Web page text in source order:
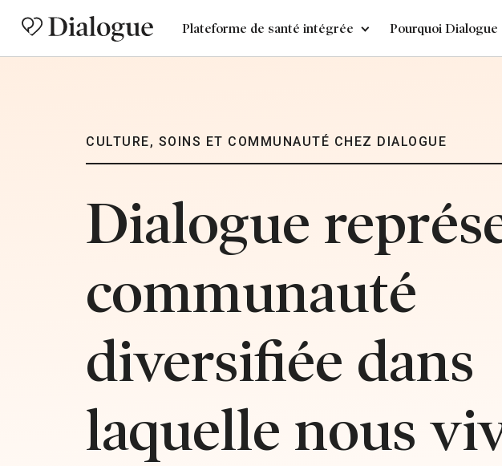
Plateforme de santé intégrée Pourquoi Dialogue
CULTURE, SOINS ET COMMUNAUTÉ CHEZ DIALOGUE
Dialogue
communauté
diversifiée dans
laquelle nous